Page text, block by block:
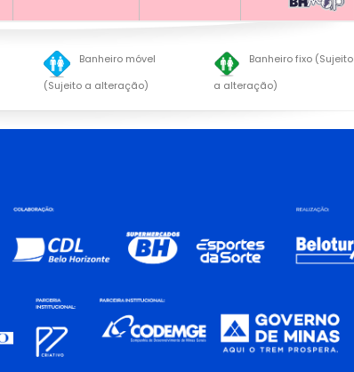
Banheiro móvel
(Sujeito a alteração)
Banheiro fixo (Sujeito
a alteração)